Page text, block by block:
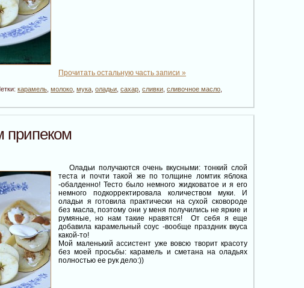
Прочитать остальную часть записи »
карамель молоко мука оладьи сахар сливки сливочное масло
припеком
Оладьи получаются очень вкусными: тонкий слой
теста и почти такой же по толщине ломтик яблока
-обалденно! Тесто было немного жидковатое и я его
немного подкорректировала количеством муки. И
оладьи я готовила практически на сухой сковороде
без масла, поэтому они у меня получились не яркие и
румяные, но нам такие нравятся! От себя я еще
добавила карамельный соус -вообще праздник вкуса
какой-то!
Мой маленький ассистент уже вовсю творит красоту
без моей просьбы: карамель и сметана на оладьях
полностью ее рук дело:))